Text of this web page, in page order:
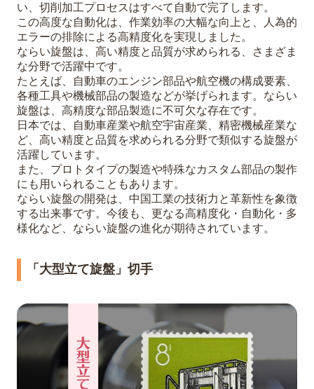
い、切削加工プロセスはすべて自動で完了します。
この高度な自動化は、作業効率の大幅な向上と、人為的
エラーの排除による高精度化を実現しました。
ならい旋盤は、高い精度と品質が求められる、さまざま
な分野で活躍中です。
たとえば、自動車のエンジン部品や航空機の構成要素、
各種工具や機械部品の製造などが挙げられます。ならい
旋盤は、高精度な部品製造に不可欠な存在です。
日本では、自動車産業や航空宇宙産業、精密機械産業な
ど、高い精度と品質を求められる分野で類似する旋盤が
活躍しています。
また、プロトタイプの製造や特殊なカスタム部品の製作
にも用いられることもあります。
ならい旋盤の開発は、中国工業の技術力と革新性を象徴
する出来事です。今後も、更なる高精度化・自動化・多
様化など、ならい旋盤の進化が期待されています。
「大型立て旋盤」切手